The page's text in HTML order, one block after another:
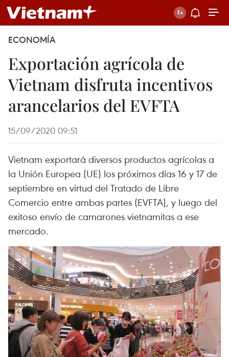
ECONOMÍA
Exportación agrícola de
Vietnam disfruta incentivos
arancelarios del EVFTA
15/09/2020 09:51
Vietnam exportará diversos productos agrícolas a
la Unión Europea (UE) los próximos días 16 y 17 de
septiembre en virtud del Tratado de Libre
Comercio entre ambas partes (EVFTA), y luego del
exitoso envío de camarones vietnamitas a ese
mercado.